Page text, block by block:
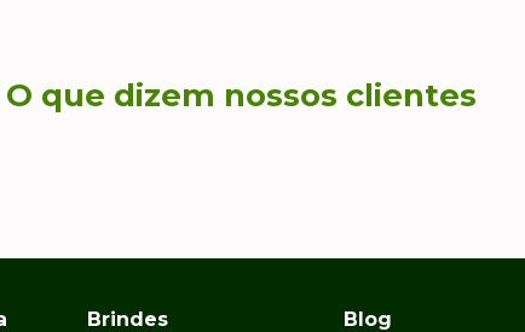
O que dizem nossos clientes
Brindes
Blog